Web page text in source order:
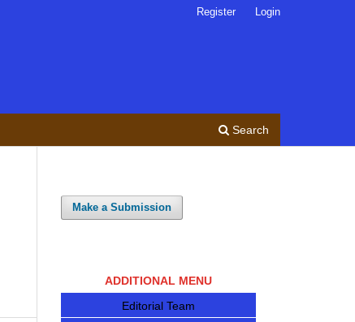
Search
Register Login
Make a Submission
ADDITIONAL MENU
Editorial Team